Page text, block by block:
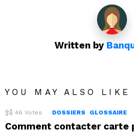
Written by
YOU MAY ALSO LIKE
46 Votes DOSSIERS GLOSSAIRE
Comment contacter carte